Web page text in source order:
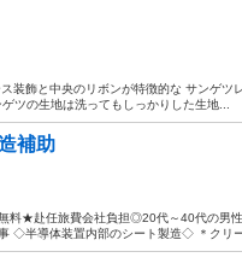
装飾と中央のリボンが特徴的な サンゲツ
ツの生地は洗ってもしっかりした生地...
補助
料★赴任旅費会社負担◎20代～40代の男
◇半導体装置内部のシート製造◇ ＊クリー